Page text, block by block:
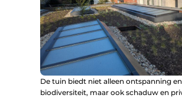
De tuin biedt niet alleen ontspanning en
biodiversiteit, maar ook schaduw en